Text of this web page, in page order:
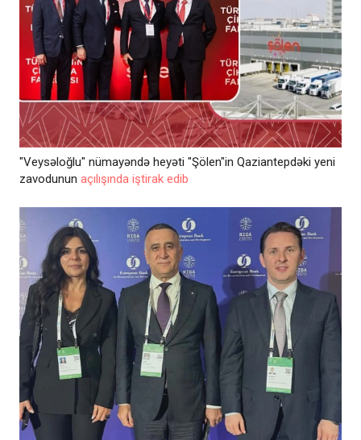
"Veysəloğlu" nümayəndə heyəti "Şölen"in Qaziantepdəki yeni
zavodunun açılışında iştirak edib